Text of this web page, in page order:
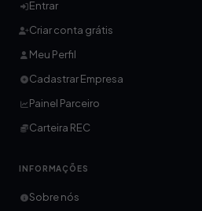
Entrar
Criar conta grátis
Meu Perfil
Cadastrar Empresa
Painel Parceiro
Carteira REC
INFORMAÇÕES
Sobre nós